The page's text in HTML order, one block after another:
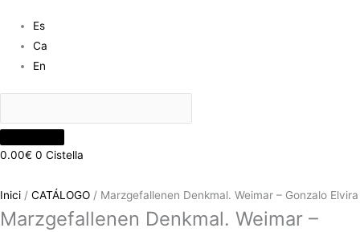
Es
Ca
En
0.00€ 0 Cistella
Inici / CATÁLOGO / Marzgefallenen Denkmal. Weimar – Gonzalo Elvira
Marzgefallenen Denkmal. Weimar –